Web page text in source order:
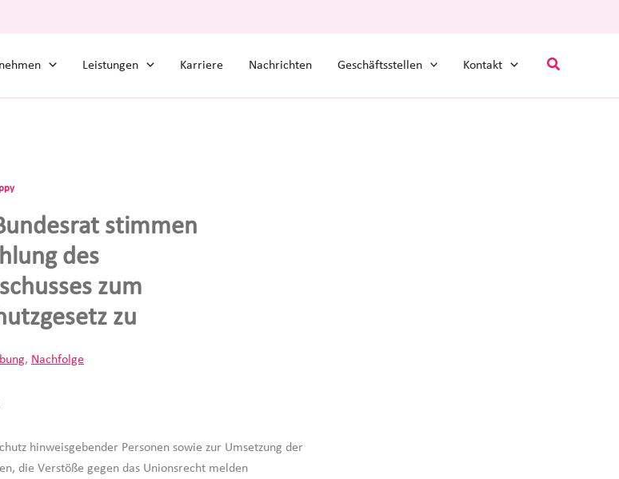
Leistungen Karriere Nachrichten Geschäftsstellen Kontakt Suchen
stimmen
des
zum
zu
, Nachfolge
hinweisgebender Personen sowie zur Umsetzung der
die Verstöße gegen das Unionsrecht melden